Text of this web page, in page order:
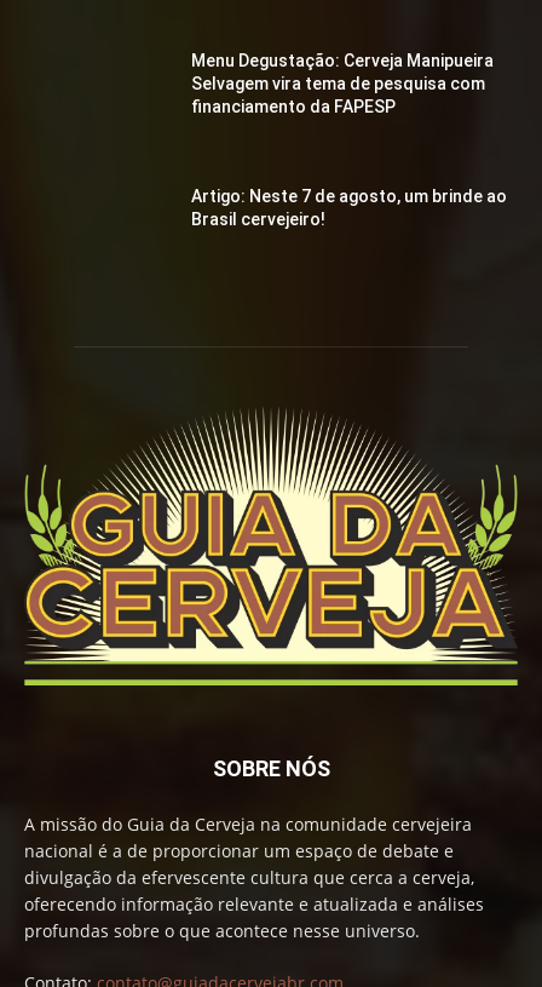
Menu Degustação: Cerveja Manipueira
Selvagem vira tema de pesquisa com
financiamento da FAPESP
Artigo: Neste 7 de agosto, um brinde ao
Brasil cervejeiro!
SOBRE NÓS
A missão do Guia da Cerveja na comunidade cervejeira
nacional é a de proporcionar um espaço de debate e
divulgação da efervescente cultura que cerca a cerveja,
oferecendo informação relevante e atualizada e análises
profundas sobre o que acontece nesse universo.